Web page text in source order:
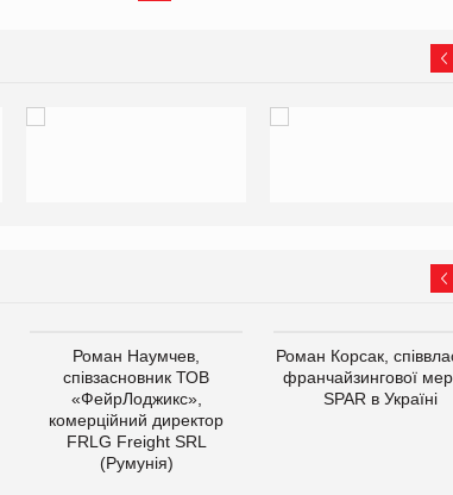
Роман Наумчев,
співзасновник ТОВ
«ФейрЛоджикс»,
комерційний директор
FRLG Freight SRL
(Румунія)
Роман Корсак,
франчайзингової
SPAR в Україні